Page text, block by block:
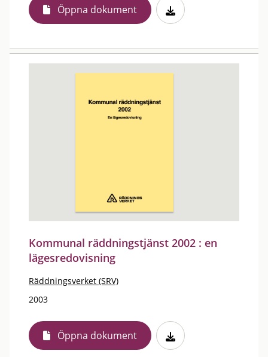
Öppna dokument
Kommunal räddningstjänst 2002 : en
lägesredovisning
Räddningsverket (SRV)
2003
Öppna dokument